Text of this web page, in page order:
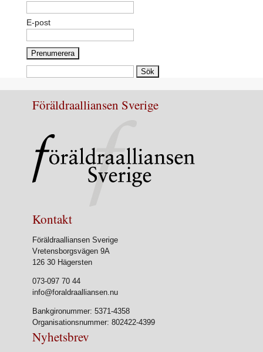
E-post
Föräldraalliansen Sverige
Kontakt
Föräldraalliansen Sverige
Vretensborgsvägen 9A
126 30 Hägersten
073-097 70 44
info@foraldraalliansen.nu
Bankgironummer: 5371-4358
Organisationsnummer: 802422-4399
Nyhetsbrev